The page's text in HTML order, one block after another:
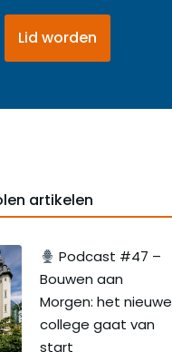
Lid worden
artikelen
Podcast #47 –
Bouwen aan
Morgen: het nieuwe
college gaat van
start